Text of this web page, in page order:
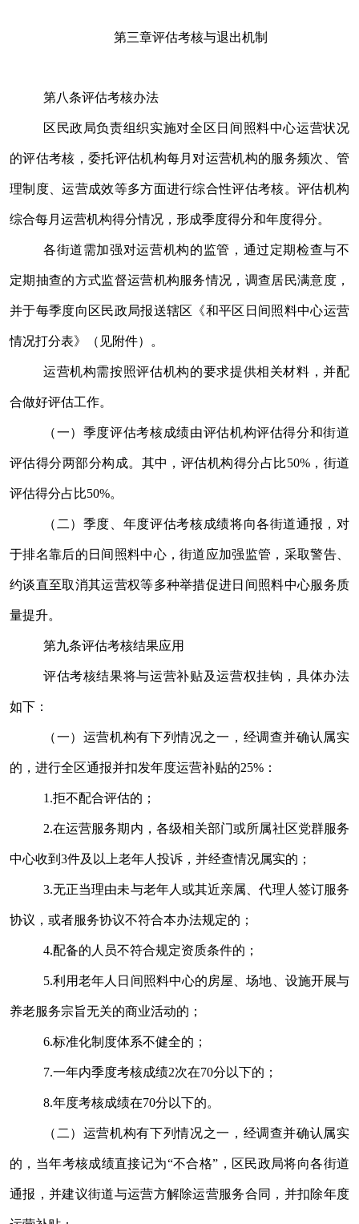
第三章评估考核与退出机制
第八条评估考核办法
区民政局负责组织实施对全区日间照料中心运营状况
的评估考核，委托评估机构每月对运营机构的服务频次、管
理制度、运营成效等多方面进行综合性评估考核。评估机构
综合每月运营机构得分情况，形成季度得分和年度得分。
各街道需加强对运营机构的监管，通过定期检查与不
定期抽查的方式监督运营机构服务情况，调查居民满意度，
并于每季度向区民政局报送辖区《和平区日间照料中心运营
情况打分表》（见附件）。
运营机构需按照评估机构的要求提供相关材料，并配
合做好评估工作。
（一）季度评估考核成绩由评估机构评估得分和街道
评估得分两部分构成。其中，评估机构得分占比50%，街道
评估得分占比50%。
（二）季度、年度评估考核成绩将向各街道通报，对
于排名靠后的日间照料中心，街道应加强监管，采取警告、
约谈直至取消其运营权等多种举措促进日间照料中心服务质
量提升。
第九条评估考核结果应用
评估考核结果将与运营补贴及运营权挂钩，具体办法
如下：
（一）运营机构有下列情况之一，经调查并确认属实
的，进行全区通报并扣发年度运营补贴的25% ：
1.拒不配合评估的；
2.在运营服务期内，各级相关部门或所属社区党群服务
中心收到 3件及以上老年人投诉，并经查情况属实的；
3.无正当理由未与老年人或其近亲属、代理人签订服务
协议，或者服务协议不符合本办法规定的；
4.配备的人员不符合规定资质条件的；
5.利用老年人日间照料中心的房屋、场地、设施开展与
养老服务宗旨无关的商业活动的；
6.标准化制度体系不健全的；
7.一年内季度考核成绩2次在70分以下的；
8.年度考核成绩在70分以下的。
（二）运营机构有下列情况之一，经调查并确认属实
的，当年考核成绩直接记为“不合格”，区民政局将向各街道
通报，并建议街道与运营方解除运营服务合同，并扣除年度